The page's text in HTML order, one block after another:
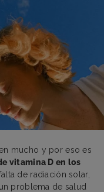
mucho y por eso es
vitamina D en los
de radiación solar,
problema de salud